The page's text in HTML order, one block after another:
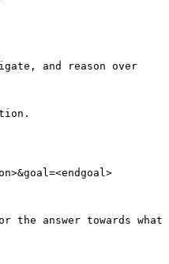
and reason over
answer towards what